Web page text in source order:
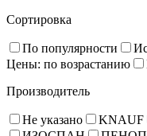
Сортировка
По популярности
Цены: по возрастанию
Производитель
Не указано KNAUF